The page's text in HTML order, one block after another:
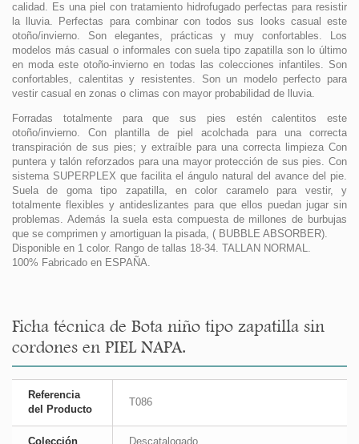
calidad. Es una piel con tratamiento hidrofugado perfectas para resistir
la lluvia. Perfectas para combinar con todos sus looks casual este
otoño/invierno. Son elegantes, prácticas y muy confortables. Los
modelos más casual o informales con suela tipo zapatilla son lo último
en moda este otoño-invierno en todas las colecciones infantiles. Son
confortables, calentitas y resistentes. Son un modelo perfecto para
vestir casual en zonas o climas con mayor probabilidad de lluvia.
Forradas totalmente para que sus pies estén calentitos este
otoño/invierno. Con plantilla de piel acolchada para una correcta
transpiración de sus pies; y extraíble para una correcta limpieza Con
puntera y talón reforzados para una mayor protección de sus pies. Con
sistema SUPERPLEX que facilita el ángulo natural del avance del pie.
Suela de goma tipo zapatilla, en color caramelo para vestir, y
totalmente flexibles y antideslizantes para que ellos puedan jugar sin
problemas. Además la suela esta compuesta de millones de burbujas
que se comprimen y amortiguan la pisada, ( BUBBLE ABSORBER).
Disponible en 1 color. Rango de tallas 18-34. TALLAN NORMAL.
100% Fabricado en ESPAÑA.
Ficha técnica de Bota niño tipo zapatilla sin
cordones en PIEL NAPA.
Referencia
del Producto
T086
Colección Descatalogado